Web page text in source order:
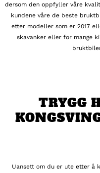
dersom den oppfyller våre
kundene våre de beste
etter modeller som er 2017
skavanker eller for mange
TRYGG
Uansett om du er ute etter å